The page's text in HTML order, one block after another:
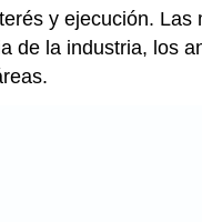
y ejecución.
de la industria, los